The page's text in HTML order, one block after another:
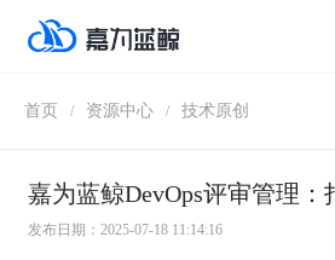
首页 / 资源中心 / 技术原创
发布日期：2025-07-18 11:14:16